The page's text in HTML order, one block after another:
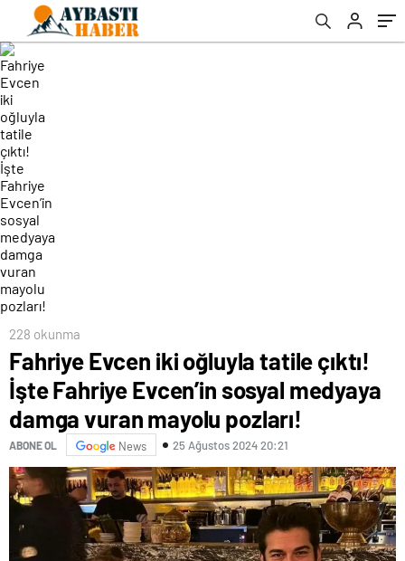
vuran mayolu pozları!
228 okunma
Fahriye Evcen iki oğluyla tatile çıktı!
İşte Fahriye Evcen’in sosyal medyaya
damga vuran mayolu pozları!
ABONE OL News 25 Ağustos 2024 20:21